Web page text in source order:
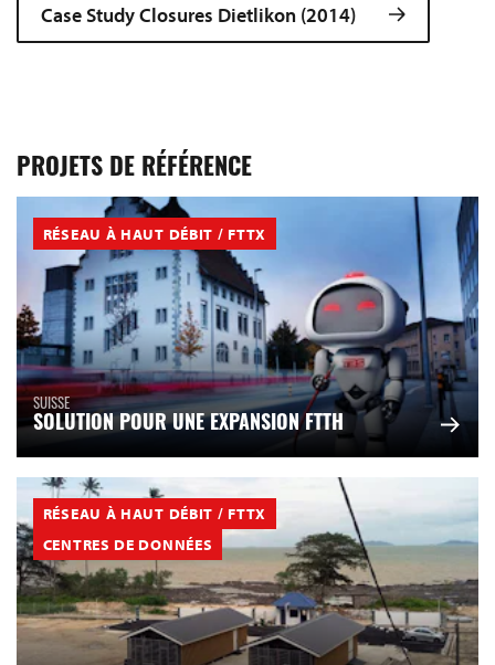
Case Study Closures Dietlikon (2014)
PROJETS DE RÉFÉRENCE
RÉSEAU À HAUT DÉBIT / FTTX
SUISSE
SOLUTION POUR UNE EXPANSION FTTH
RÉSEAU À HAUT DÉBIT / FTTX
CENTRES DE DONNÉES